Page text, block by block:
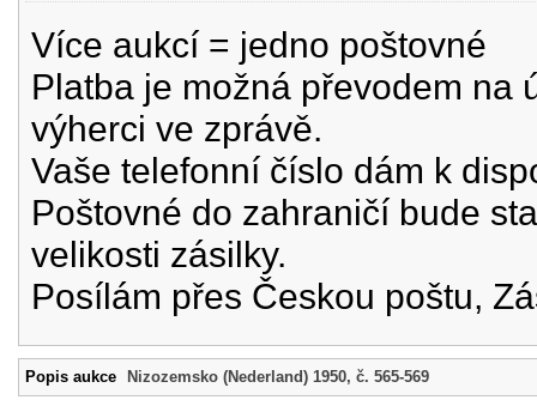
Více aukcí = jedno poštovné
Platba je možná převodem na
výherci ve zprávě.
Vaše telefonní číslo dám k
Poštovné do zahraničí bude
velikosti zásilky.
Posílám přes Českou poštu,
Popis aukce Nizozemsko (Nederland) 1950, č. 565-569